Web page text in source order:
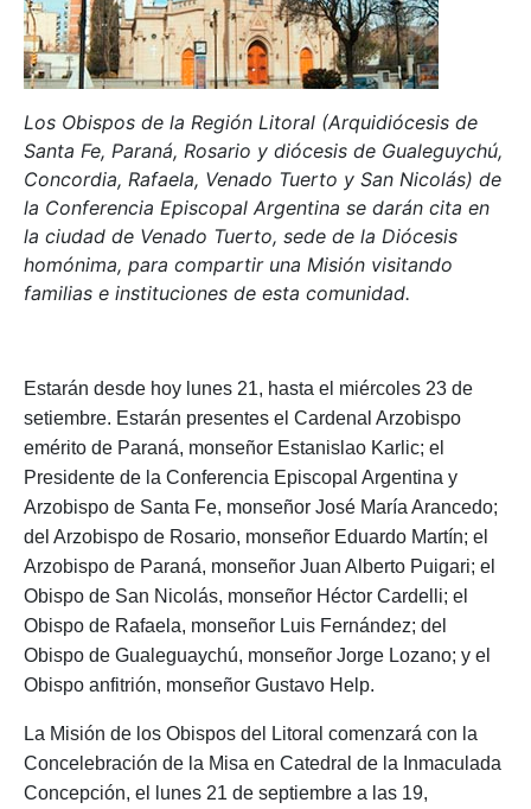
Los Obispos de la Región Litoral (Arquidiócesis de
Santa Fe, Paraná, Rosario y diócesis de Gualeguychú,
Concordia, Rafaela, Venado Tuerto y San Nicolás) de
la Conferencia Episcopal Argentina se darán cita en
la ciudad de Venado Tuerto, sede de la Diócesis
homónima, para compartir una Misión visitando
familias e instituciones de esta comunidad.
Estarán desde hoy lunes 21, hasta el miércoles 23 de
setiembre. Estarán presentes el Cardenal Arzobispo
emérito de Paraná, monseñor Estanislao Karlic; el
Presidente de la Conferencia Episcopal Argentina y
Arzobispo de Santa Fe, monseñor José María Arancedo;
del Arzobispo de Rosario, monseñor Eduardo Martín; el
Arzobispo de Paraná, monseñor Juan Alberto Puigari; el
Obispo de San Nicolás, monseñor Héctor Cardelli; el
Obispo de Rafaela, monseñor Luis Fernández; del
Obispo de Gualeguaychú, monseñor Jorge Lozano; y el
Obispo anfitrión, monseñor Gustavo Help.
La Misión de los Obispos del Litoral comenzará con la
Concelebración de la Misa en Catedral de la Inmaculada
Concepción, el lunes 21 de septiembre a las 19,